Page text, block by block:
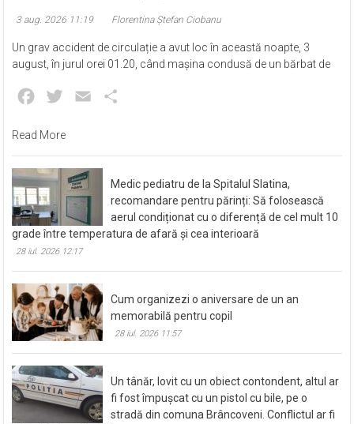
3 aug. 2026 11:19 Florentina Ștefan Ciobanu
Un grav accident de circulație a avut loc în această noapte, 3
august, în jurul orei 01.20, când mașina condusă de un bărbat de
Facebook
Twitter Email
Read More
Medic pediatru de la Spitalul Slatina,
recomandare pentru părinți: Să folosească
aerul condiționat cu o diferență de cel mult 10
grade între temperatura de afară și cea interioară
28 iul. 2026 12:17
Cum organizezi o aniversare de un an
memorabilă pentru copil
28 iul. 2026 11:57
Un tânăr, lovit cu un obiect contondent, altul ar
fi fost împușcat cu un pistol cu bile, pe o
stradă din comuna Brâncoveni. Conflictul ar fi